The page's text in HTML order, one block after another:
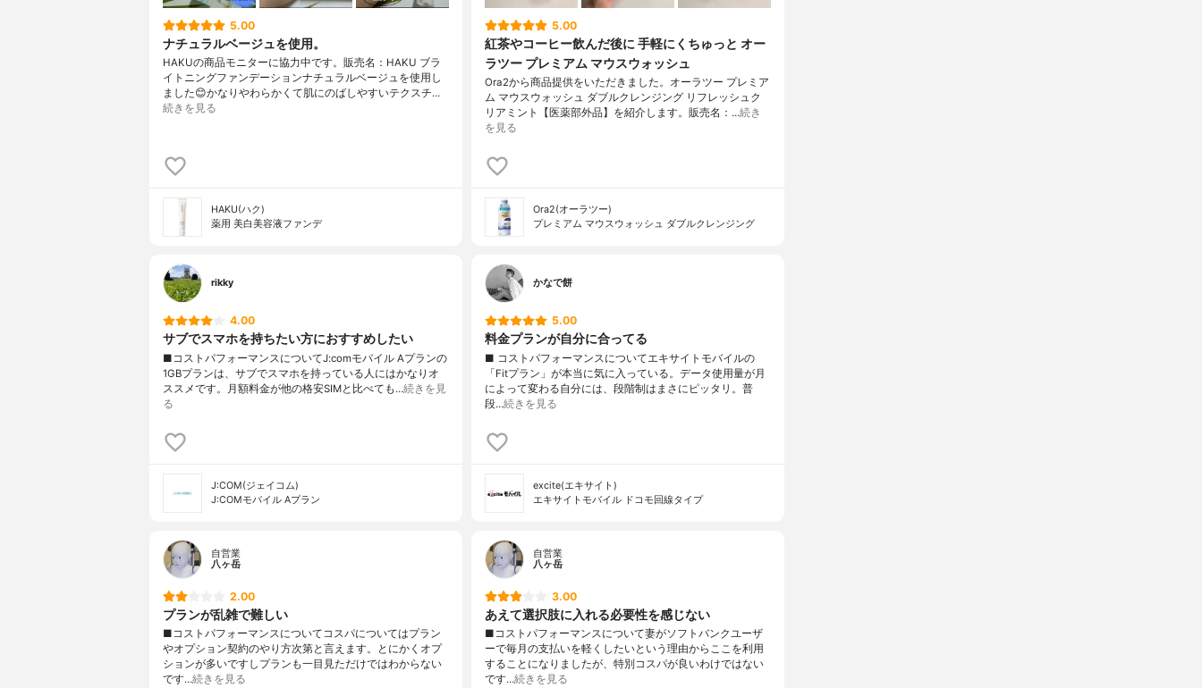
5.00
ナチュラルベージュを使用。
HAKUの商品モニターに協力中です。販売名：HAKU ブラ
イトニングファンデーションナチュラルベージュを使用し
ました😊かなりやわらかくて肌にのばしやすいテクスチ…
続きを見る
HAKU(ハク)
薬用 美白美容液ファンデ
5.00
紅茶やコーヒー飲んだ後に 手軽にくちゅっと オー
ラツー プレミアム マウスウォッシュ
Ora2から商品提供をいただきました。オーラツー プレミア
ム マウスウォッシュ ダブルクレンジング リフレッシュク
リアミント【医薬部外品】を紹介します。販売名：…続き
を見る
Ora2(オーラツー)
プレミアム マウスウォッシュ ダブルクレンジング
rikky
4.00
サブでスマホを持ちたい方におすすめしたい
■コストパフォーマンスについてJ:comモバイル Aプランの
1GBプランは、サブでスマホを持っている人にはかなりオ
ススメです。月額料金が他の格安SIMと比べても…続きを見
る
J:COM(ジェイコム)
J:COMモバイル Aプラン
かなで餅
5.00
料金プランが自分に合ってる
■ コストパフォーマンスについてエキサイトモバイルの
「Fitプラン」が本当に気に入っている。データ使用量が月
によって変わる自分には、段階制はまさにピッタリ。普
段…続きを見る
excite(エキサイト)
エキサイトモバイル ドコモ回線タイプ
自営業
八ヶ岳
2.00
プランが乱雑で難しい
■コストパフォーマンスについてコスパについてはプラン
やオプション契約のやり方次第と言えます。とにかくオプ
ションが多いですしプランも一目見ただけではわからない
です…続きを見る
自営業
八ヶ岳
3.00
あえて選択肢に入れる必要性を感じない
■コストパフォーマンスについて妻がソフトバンクユーザ
ーで毎月の支払いを軽くしたいという理由からここを利用
することになりましたが、特別コスパが良いわけではない
です…続きを見る